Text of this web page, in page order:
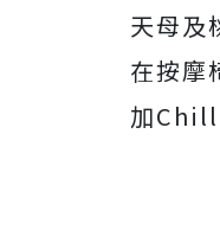
天母及
在按摩
加Chill